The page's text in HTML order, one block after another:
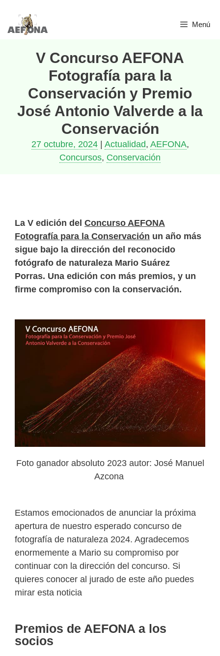
Menú
V Concurso AEFONA
Fotografía para la
Conservación y Premio
José Antonio Valverde a la
Conservación
27 octubre, 2024| Actualidad, AEFONA,
Concursos, Conservación
La V edición del Concurso AEFONA
Fotografía para la Conservación un año más
sigue bajo la dirección del reconocido
fotógrafo de naturaleza Mario Suárez
Porras. Una edición con más premios, y un
firme compromiso con la conservación.
Foto ganador absoluto 2023 autor: José Manuel
Azcona
Estamos emocionados de anunciar la próxima
apertura de nuestro esperado concurso de
fotografía de naturaleza 2024. Agradecemos
enormemente a Mario su compromiso por
continuar con la dirección del concurso. Si
quieres conocer al jurado de este año puedes
mirar esta noticia
Premios de AEFONA a los
socios